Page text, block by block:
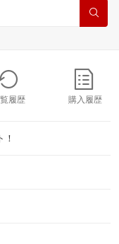
履歴 購入履歴